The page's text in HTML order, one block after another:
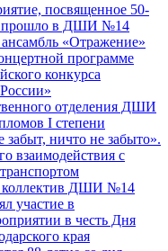
посвященное 50-
прошло в ДШИ №14
«Отражение»
программе
конкурса
отделения ДШИ
I степени
забыт, ничто не забыто».
взаимодействия с
коллектив ДШИ №14
участие в
в честь Дня
края